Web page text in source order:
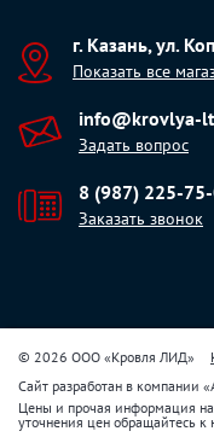
г. Казань, ул.
Показать все
info@krovlya-
Задать вопрос
8 (987) 225-
Заказать звонок
© 2026 ООО «Кровля ЛИД»
Сайт разработан в компании «
Цены и прочая информация
уточнения цен обращайтесь